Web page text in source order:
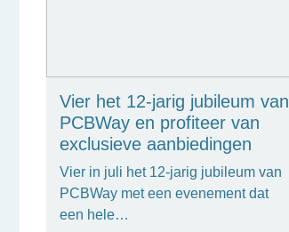
Vier het 12-jarig jubileum van
PCBWay en profiteer van
exclusieve aanbiedingen
Vier in juli het 12-jarig jubileum van
PCBWay met een evenement dat
een hele…